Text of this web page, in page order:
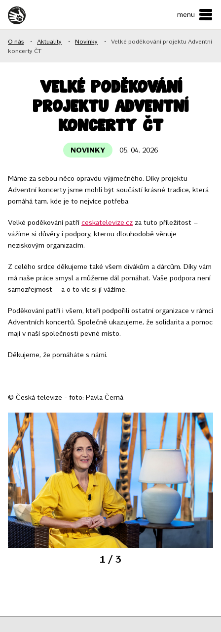
menu
O NÁS
JAK MŮŽETE POMOCI?
KONTAKTY
E-shop
Podpořit
O nás • Aktuality • Novinky •
Velké poděkování projektu Adventní
koncerty ČT
Velké poděkování
projektu Adventní
koncerty ČT
NOVINKY 05. 04. 2026
Máme za sebou něco opravdu výjimečného. Díky projektu
Adventní koncerty jsme mohli být součástí krásné tradice, která
pomáhá tam, kde je to nejvíce potřeba.
Velké poděkování patří ceskatelevize.cz za tuto příležitost –
vážíme si důvěry i podpory, kterou dlouhodobě věnuje
neziskovým organizacím.
Z celého srdce děkujeme také všem divákům a dárcům. Díky vám
má naše práce smysl a můžeme dál pomáhat. Vaše podpora není
samozřejmost – a o to víc si jí vážíme.
Poděkování patří i všem, kteří podpořili ostatní organizace v rámci
Adventních koncertů. Společně ukazujeme, že solidarita a pomoc
mají v naší společnosti pevné místo.
Děkujeme, že pomáháte s námi.
© Česká televize - foto: Pavla Černá
1 / 3